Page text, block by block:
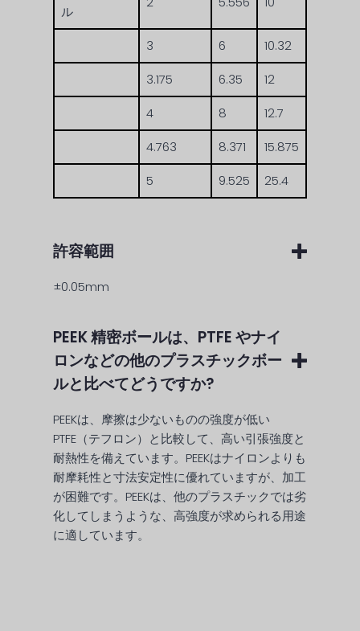
ル
3 6
10.32
3.175
6.35
12
4
8
12.7
4.763
8.371
15.875
5
9.525 25.4
許容範囲
±0.05mm
PEEK 精密ボールは、PTFE やナイ
ロンなどの他のプラスチックボー
ルと比べてどうですか?
PEEKは、摩擦は少ないものの強度が低い
PTFE（テフロン）と比較して、高い引張強度と
耐熱性を備えています。PEEKはナイロンよりも
耐摩耗性と寸法安定性に優れていますが、加工
が困難です。PEEKは、他のプラスチックでは劣
化してしまうような、高強度が求められる用途
に適しています。